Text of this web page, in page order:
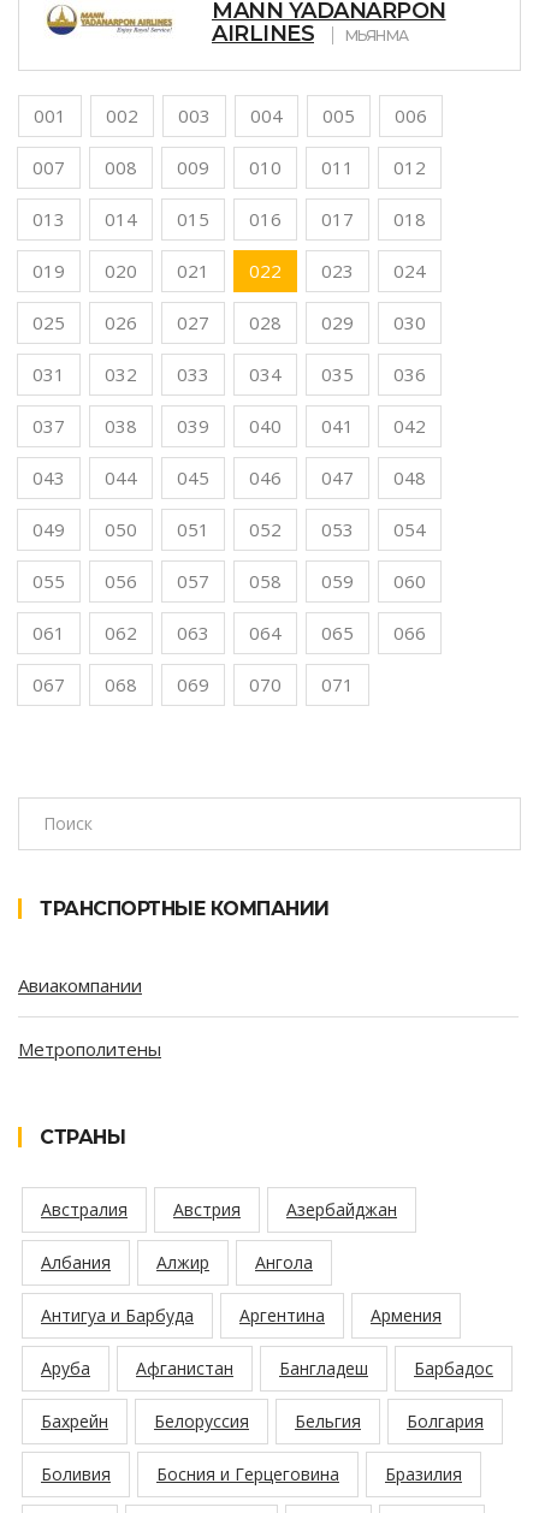
MANN YADANARPON
AIRLINES
МЬЯНМА
001 002 003 004 005 006
007 008 009 010 011 012
013 014 015 016 017 018
019 020 021 022 023 024
025 026 027 028 029 030
031 032 033 034 035 036
037 038 039 040 041 042
043 044 045 046 047 048
049 050 051 052 053 054
055 056 057 058 059 060
061 062 063 064 065 066
067 068 069 070 071
ТРАНСПОРТНЫЕ КОМПАНИИ
Авиакомпании
Метрополитены
СТРАНЫ
Австралия Австрия Азербайджан
Албания Алжир Ангола
Антигуа и Барбуда Аргентина Армения
Аруба Афганистан Бангладеш Барбадос
Бахрейн Белоруссия Бельгия Болгария
Боливия Босния и Герцеговина Бразилия